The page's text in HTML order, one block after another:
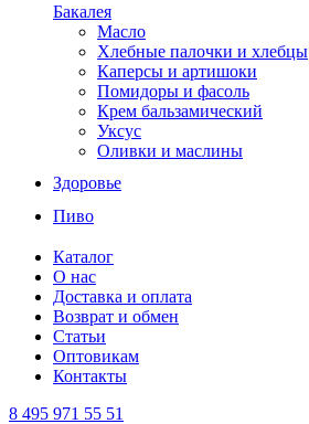
Бакалея
Масло
Хлебные палочки и хлебцы
Каперсы и артишоки
Помидоры и фасоль
Крем бальзамический
Уксус
Оливки и маслины
Здоровье
Пиво
Каталог
О нас
Доставка и оплата
Возврат и обмен
Статьи
Оптовикам
Контакты
8 495 971 55 51